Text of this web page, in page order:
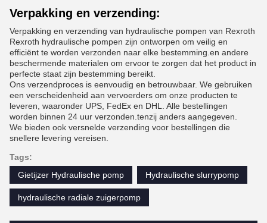
Verpakking en verzending:
Verpakking en verzending van hydraulische pompen van Rexroth
Rexroth hydraulische pompen zijn ontworpen om veilig en
efficiënt te worden verzonden naar elke bestemming.en andere
beschermende materialen om ervoor te zorgen dat het product in
perfecte staat zijn bestemming bereikt.
Ons verzendproces is eenvoudig en betrouwbaar. We gebruiken
een verscheidenheid aan vervoerders om onze producten te
leveren, waaronder UPS, FedEx en DHL. Alle bestellingen
worden binnen 24 uur verzonden.tenzij anders aangegeven.
We bieden ook versnelde verzending voor bestellingen die
snellere levering vereisen.
Tags:
Gietijzer Hydraulische pomp
Hydraulische slurrypomp
hydraulische radiale zuigerpomp